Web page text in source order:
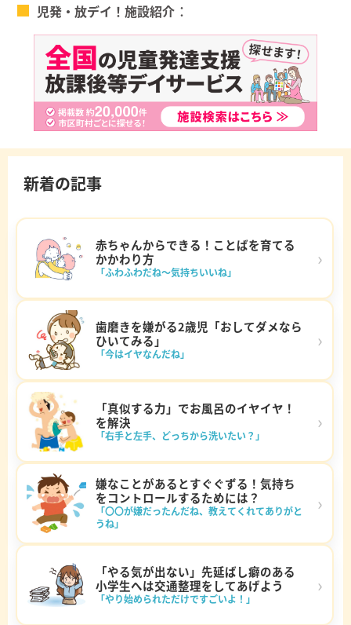
児発・放デイ！施設紹介
新着の記事
赤ちゃんからできる！ことばを育てる
かかわり方
「ふわふわだね～気持ちいいね」
›
歯磨きを嫌がる2歳児「おしてダメなら
ひいてみる」
「今はイヤなんだね」
›
「真似する力」でお風呂のイヤイヤ！
を解決
「右手と左手、どっちから洗いたい？」
›
嫌なことがあるとすぐぐずる！気持ち
をコントロールするためには？
「〇〇が嫌だったんだね、教えてくれてありがと
うね」
›
「やる気が出ない」先延ばし癖のある
小学生へは交通整理をしてあげよう
「やり始められただけですごいよ！」
›